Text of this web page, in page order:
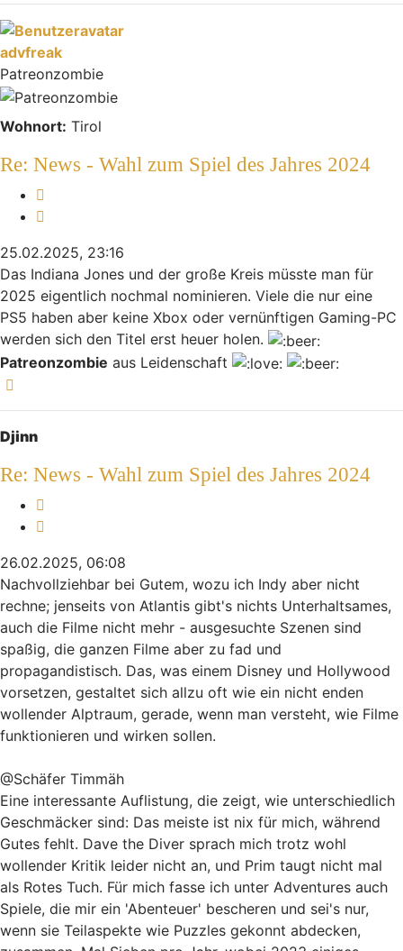
advfreak
Patreonzombie
Wohnort: Tirol
Re: News - Wahl zum Spiel des Jahres 2024
25.02.2025, 23:16
Das Indiana Jones und der große Kreis müsste man für
2025 eigentlich nochmal nominieren. Viele die nur eine
PS5 haben aber keine Xbox oder vernünftigen Gaming-PC
werden sich den Titel erst heuer holen.
Patreonzombie aus Leidenschaft
Djinn
Re: News - Wahl zum Spiel des Jahres 2024
26.02.2025, 06:08
Nachvollziehbar bei Gutem, wozu ich Indy aber nicht
rechne; jenseits von Atlantis gibt's nichts Unterhaltsames,
auch die Filme nicht mehr - ausgesuchte Szenen sind
spaßig, die ganzen Filme aber zu fad und
propagandistisch. Das, was einem Disney und Hollywood
vorsetzen, gestaltet sich allzu oft wie ein nicht enden
wollender Alptraum, gerade, wenn man versteht, wie Filme
funktionieren und wirken sollen.
@Schäfer Timmäh
Eine interessante Auflistung, die zeigt, wie unterschiedlich
Geschmäcker sind: Das meiste ist nix für mich, während
Gutes fehlt. Dave the Diver sprach mich trotz wohl
wollender Kritik leider nicht an, und Prim taugt nicht mal
als Rotes Tuch. Für mich fasse ich unter Adventures auch
Spiele, die mir ein 'Abenteuer' bescheren und sei's nur,
wenn sie Teilaspekte wie Puzzles gekonnt abdecken,